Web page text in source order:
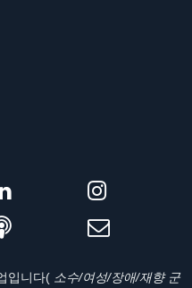
입니다( 소수/여성/장애/재향 군